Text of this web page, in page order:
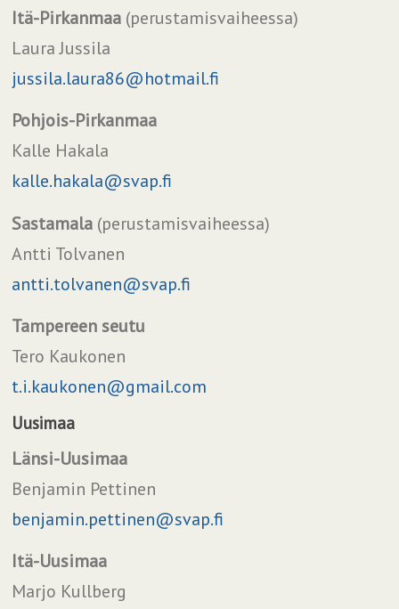
Itä-Pirkanmaa (perustamisvaiheessa)
Laura Jussila
jussila.laura86@hotmail.fi
Pohjois-Pirkanmaa
Kalle Hakala
kalle.hakala@svap.fi
Sastamala (perustamisvaiheessa)
Antti Tolvanen
antti.tolvanen@svap.fi
Tampereen seutu
Tero Kaukonen
t.i.kaukonen@gmail.com
Uusimaa
Länsi-Uusimaa
Benjamin Pettinen
benjamin.pettinen@svap.fi
Itä-Uusimaa
Marjo Kullberg